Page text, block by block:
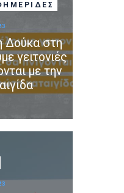
Δούκα στη
γειτονιές
με την